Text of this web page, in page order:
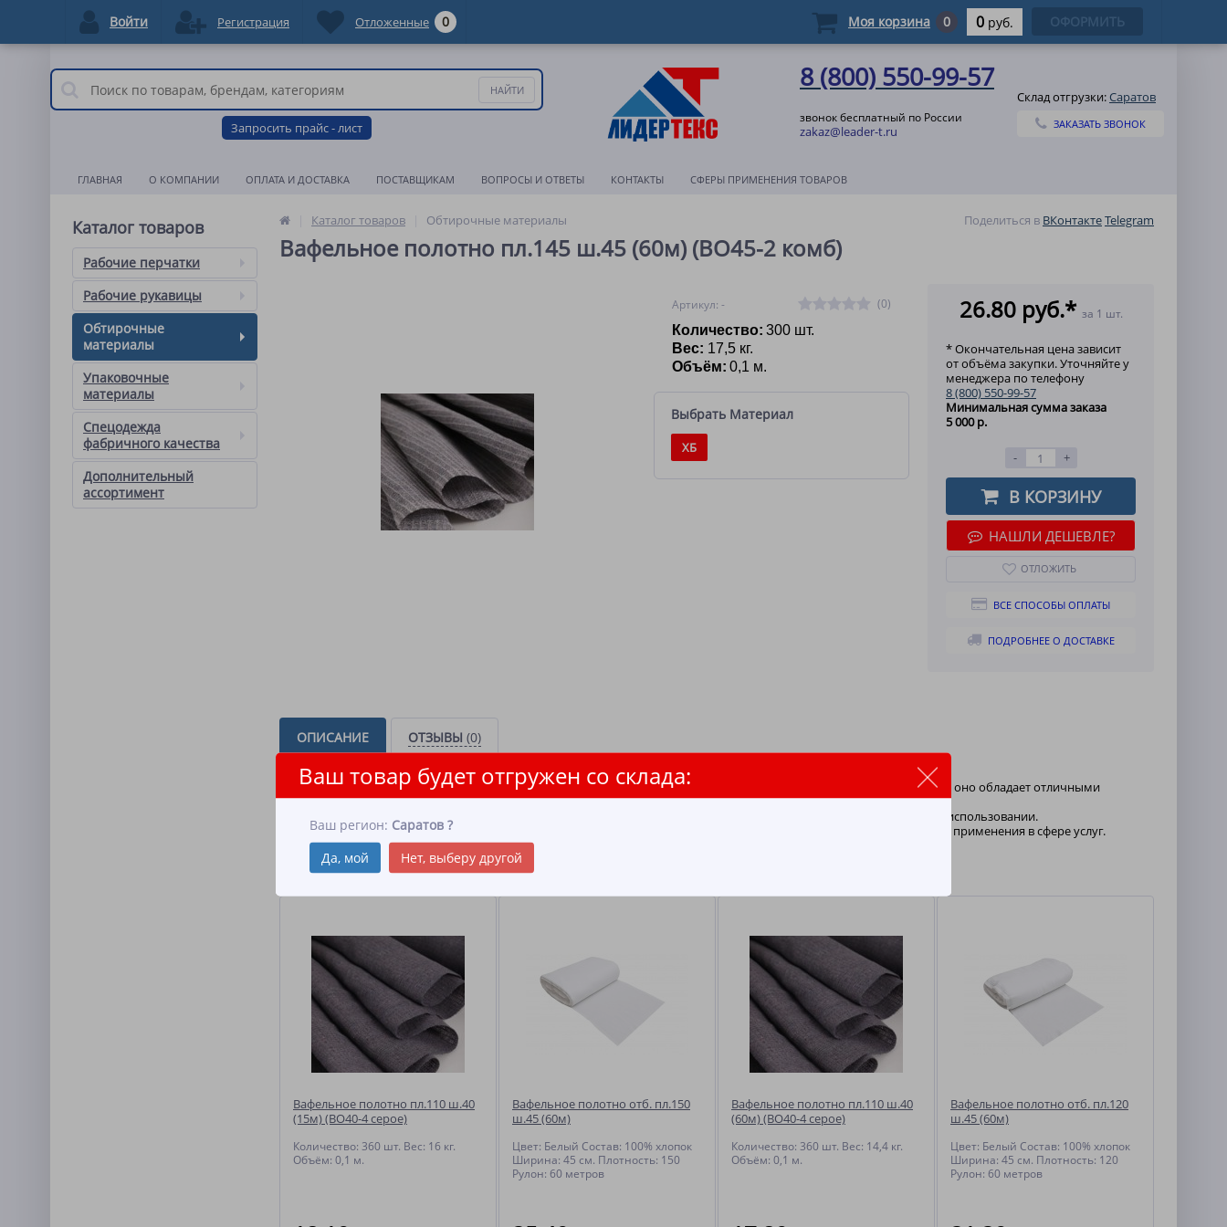
Запросить прайс - лист
8 (800) 550-99-57
звонок бесплатный по России
zakaz@leader-t.ru
Склад отгрузки:Саратов
Ваш товар будет отгружен со склада:
Ваш регион: Саратов ?
Да, мой
Нет, выберу другой
ЗАКАЗАТЬ ЗВОНОК
ГЛАВНАЯ О КОМПАНИИ ОПЛАТА И ДОСТАВКА ПОСТАВЩИКАМ ВОПРОСЫ И ОТВЕТЫ КОНТАКТЫ СФЕРЫ ПРИМЕНЕНИЯ ТОВАРОВ
Каталог товаров
Рабочие перчатки
Рабочие рукавицы
Обтирочные
материалы
Упаковочные
материалы
Спецодежда
фабричного качества
Дополнительный
ассортимент
Каталог товаров Обтирочные материалы Поделиться в ВКонтактеTelegram
Вафельное полотно пл.145 ш.45 (60м) (ВО45-2 комб)
Артикул: -
(0)
Количество: 300 шт.
Вес: 17,5 кг.
Объём: 0,1 м.
Выбрать Материал
ХБ
26.80 руб.* за 1 шт.
* Окончательная цена зависит
от объёма закупки. Уточняйте у
менеджера по телефону
8 (800) 550-99-57
Минимальная сумма заказа
5 000 р.
- +
В КОРЗИНУ
НАШЛИ ДЕШЕВЛЕ?
ОТЛОЖИТЬ
ВСЕ СПОСОБЫ ОПЛАТЫ
ПОДРОБНЕЕ О ДОСТАВКЕ
ОПИСАНИЕ ОТЗЫВЫ (0)
Вафельное полотно — это идеальный выбор для создания кухонных текстильных изделий. Изготовленное из хлопка, оно обладает отличными
впитывающими свойствами и прочностью, что делает его незаменимым помощником в уборке.
Материал имеет характерную структуру «вафля», что обеспечивает дополнительную текстуру и эффективность при использовании.
Благодаря своим качествам этот продукт подходит как для домашнего использования, так и для профессионального применения в сфере услуг.
Похожие товары
Вафельное полотно пл.110 ш.40
(15м) (ВО40-4 серое)
Количество: 360 шт. Вес: 16 кг.
Объём: 0,1 м.
Вафельное полотно отб. пл.150
ш.45 (60м)
Цвет: Белый Состав: 100% хлопок
Ширина: 45 см. Плотность: 150
Рулон: 60 метров
Вафельное полотно пл.110 ш.40
(60м) (ВО40-4 серое)
Количество: 360 шт. Вес: 14,4 кг.
Объём: 0,1 м.
Вафельное полотно отб. пл.120
ш.45 (60м)
Цвет: Белый Состав: 100% хлопок
Ширина: 45 см. Плотность: 120
Рулон: 60 метров
Войти Регистрация Отложенные 0 Моя корзина 0 0 руб. ОФОРМИТЬ